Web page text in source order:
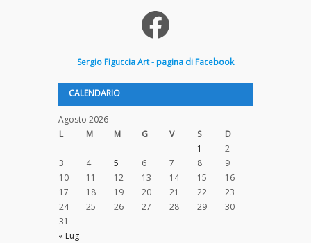
Facebook
SergioFigucciaArt - pagina di Facebook
CALENDARIO
Agosto 2026
L
M M G V S
D
1
2
3
4 5 6 7 8
9
10
11 12 13 14 15
16
17
18 19 20 21 22
23
24
25 26 27 28 29
30
31
« Lug